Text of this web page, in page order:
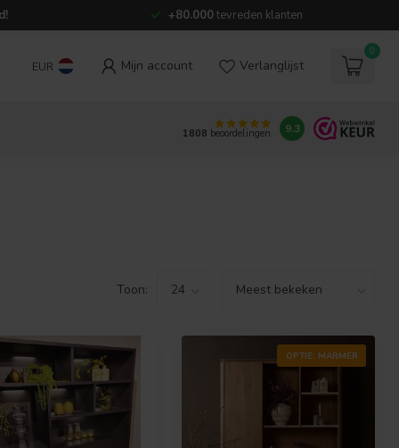
+80.000tevreden klanten
EUR Mijn account Verlanglijst
0
1808 beoordelingen 9.3
Toon:
OPTIE: MARMER